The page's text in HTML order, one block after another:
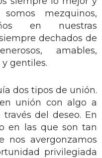
mezquinos,
en nuestras
dechados de
amables,
gentiles.
dos tipos de unión.
unión con algo a
del deseo. En
en las que son tan
nos avergonzamos
privilegiada